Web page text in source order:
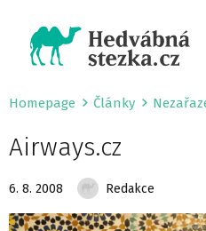
Homepage Články
Airways.cz
6. 8. 2008 Redakce